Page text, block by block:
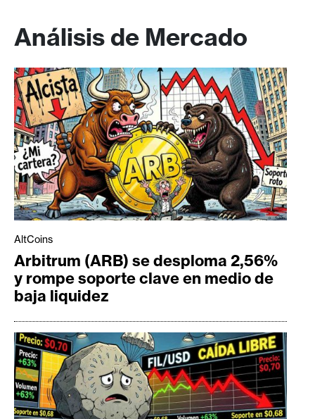
Análisis de Mercado
AltCoins
Arbitrum (ARB) se desploma 2,56%
y rompe soporte clave en medio de
baja liquidez